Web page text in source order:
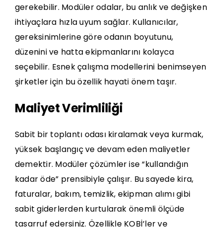
gerekebilir. Modüler odalar, bu anlık ve değişken
ihtiyaçlara hızla uyum sağlar. Kullanıcılar,
gereksinimlerine göre odanın boyutunu,
düzenini ve hatta ekipmanlarını kolayca
seçebilir. Esnek çalışma modellerini benimseyen
şirketler için bu özellik hayati önem taşır.
Maliyet Verimliliği
Sabit bir toplantı odası kiralamak veya kurmak,
yüksek başlangıç ve devam eden maliyetler
demektir. Modüler çözümler ise “kullandığın
kadar öde” prensibiyle çalışır. Bu sayede kira,
faturalar, bakım, temizlik, ekipman alımı gibi
sabit giderlerden kurtularak önemli ölçüde
tasarruf edersiniz. Özellikle KOBİ’ler ve